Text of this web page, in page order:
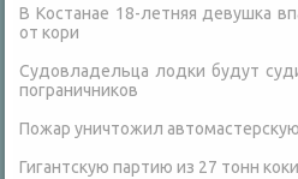
В Костанае 18-летняя девушка
от кори
Судовладельца лодки будут
пограничников
Пожар уничтожил
Гигантскую партию из 27 тонн